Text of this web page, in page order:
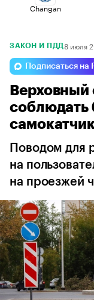
Changan
Geely
Esteo
ЗАКОН И ПДД 8 июля
Подписаться на
Верховный
соблюдать
Поводом для
на
на проезжей